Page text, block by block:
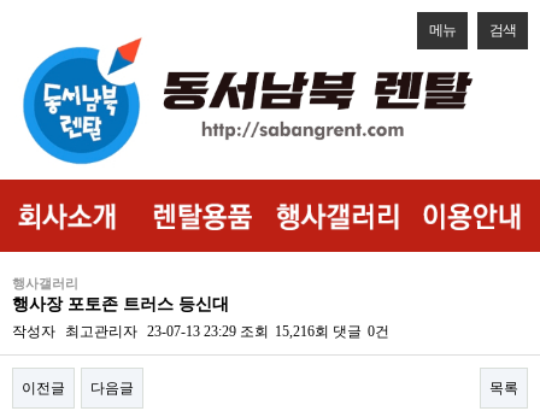
메뉴 검색
행사갤러리
행사장 포토존 트러스 등신대
작성자 최고관리자 23-07-13 23:29 조회 15,216회 댓글 0건
이전글 다음글 목록